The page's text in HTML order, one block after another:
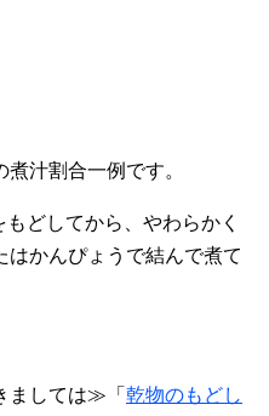
汁割合一例です。
どしてから、やわらかく
はかんぴょうで結んで煮て
ましては≫「 乾物のもどし